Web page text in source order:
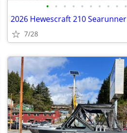
• • • • • • • • • •
2026 Hewescraft 210 Searunner
7/28